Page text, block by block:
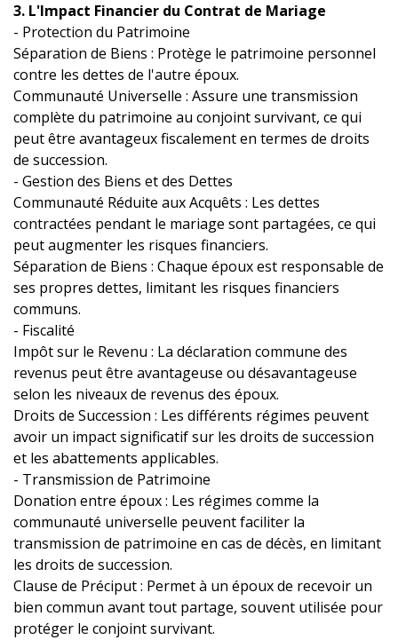
3. L'Impact Financier du Contrat de Mariage
- Protection du Patrimoine
Séparation de Biens : Protège le patrimoine personnel
contre les dettes de l'autre époux.
Communauté Universelle : Assure une transmission
complète du patrimoine au conjoint survivant, ce qui
peut être avantageux fiscalement en termes de droits
de succession.
- Gestion des Biens et des Dettes
Communauté Réduite aux Acquêts : Les dettes
contractées pendant le mariage sont partagées, ce qui
peut augmenter les risques financiers.
Séparation de Biens : Chaque époux est responsable de
ses propres dettes, limitant les risques financiers
communs.
- Fiscalité
Impôt sur le Revenu : La déclaration commune des
revenus peut être avantageuse ou désavantageuse
selon les niveaux de revenus des époux.
Droits de Succession : Les différents régimes peuvent
avoir un impact significatif sur les droits de succession
et les abattements applicables.
- Transmission de Patrimoine
Donation entre époux : Les régimes comme la
communauté universelle peuvent faciliter la
transmission de patrimoine en cas de décès, en limitant
les droits de succession.
Clause de Préciput : Permet à un époux de recevoir un
bien commun avant tout partage, souvent utilisée pour
protéger le conjoint survivant.